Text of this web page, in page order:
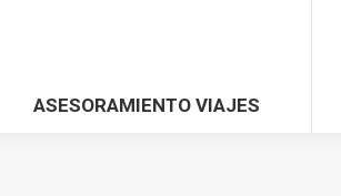
ASESORAMIENTO VIAJES